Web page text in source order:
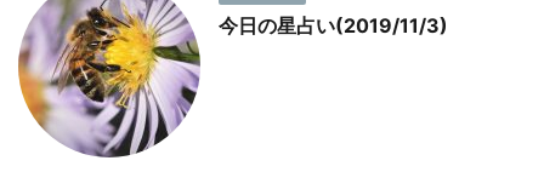
今日の星占い(2019/11/3)